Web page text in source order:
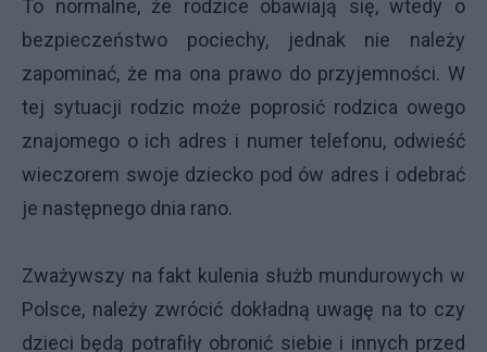
To normalne, że rodzice obawiają się, wtedy o
bezpieczeństwo pociechy, jednak nie należy
zapominać, że ma ona prawo do przyjemności. W
tej sytuacji rodzic może poprosić rodzica owego
znajomego o ich adres i numer telefonu, odwieść
wieczorem swoje dziecko pod ów adres i odebrać
je następnego dnia rano.
Zważywszy na fakt kulenia służb mundurowych w
Polsce, należy zwrócić dokładną uwagę na to czy
dzieci będą potrafiły obronić siebie i innych przed